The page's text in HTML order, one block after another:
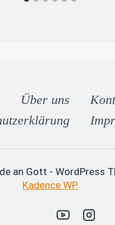
Über uns
an Gott - WordPress
Kadence WP